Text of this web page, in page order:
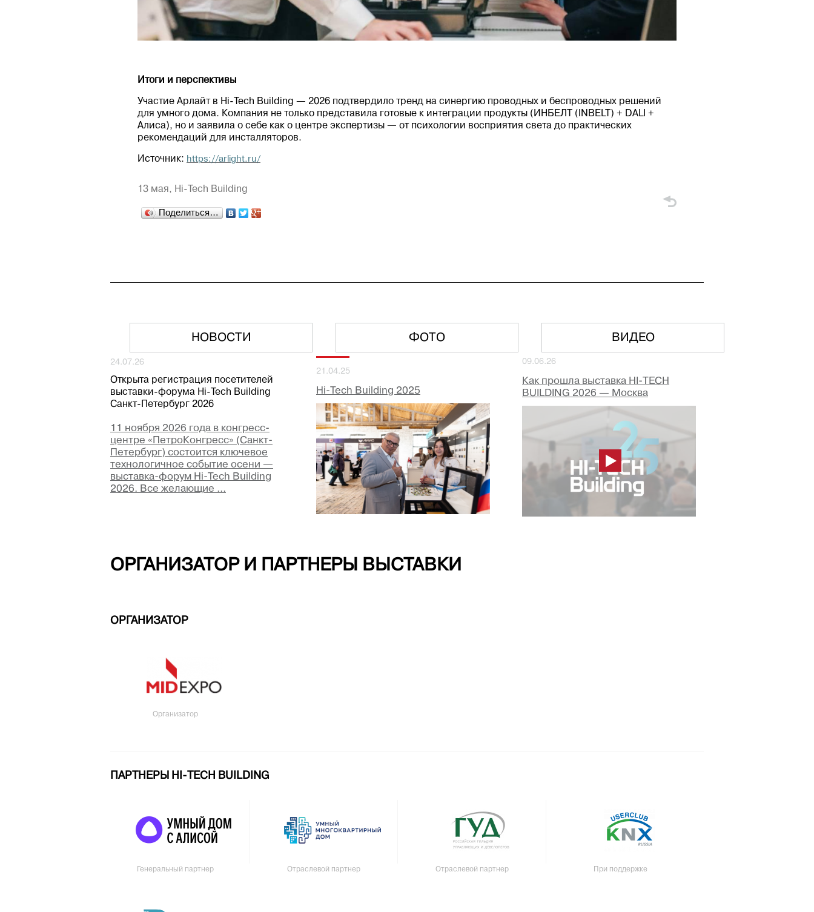
Итоги и перспективы
Участие Арлайт в Hi-Tech Building — 2026 подтвердило тренд на синергию проводных и беспроводных решений
для умного дома. Компания не только представила готовые к интеграции продукты (ИНБЕЛТ (INBELT) + DALI +
Алиса), но и заявила о себе как о центре экспертизы — от психологии восприятия света до практических
рекомендаций для инсталляторов.
Источник: https://arlight.ru/
13 мая, Hi-Tech Building
Поделиться…
НОВОСТИ
24.07.26
Открыта регистрация посетителей
выставки-форума Hi-Tech Building
Санкт-Петербург 2026
11 ноября 2026 года в конгресс-
центре «ПетроКонгресс» (Санкт-
Петербург) состоится ключевое
технологичное событие осени —
выставка-форум Hi-Tech Building
2026. Все желающие ...
ФОТО
21.04.25
Hi-Tech Building 2025
ВИДЕО
09.06.26
Как прошла выставка HI-TECH
BUILDING 2026 — Москва
ОРГАНИЗАТОР И ПАРТНЕРЫ ВЫСТАВКИ
ОРГАНИЗАТОР
Организатор
ПАРТНЕРЫ HI-TECH BUILDING
Генеральный партнер Отраслевой партнер Отраслевой партнер При поддержке